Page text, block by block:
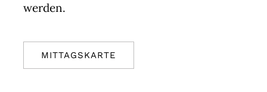
werden.
MITTAGSKARTE